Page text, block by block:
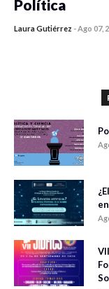
Política
Laura Gutiérrez -Ago 07,